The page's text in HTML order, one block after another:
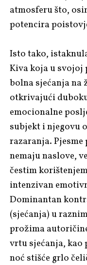
atmosferu što,
potencira
Isto tako,
Kiva koja u svojoj
bolna sjećanja
otkrivajući
emocionalne
subjekt i njegovu
razaranja.
nemaju naslove,
čestim
intenzivan
Dominantan
(sjećanja) u
prožima
vrtu sjećanja,
noć stišće grlo